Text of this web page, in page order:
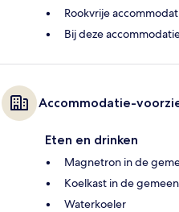
Rookvrije
Bij deze
Accommodatie-
Eten en drinken
Magnetron in de
Koelkast in de
Waterkoeler